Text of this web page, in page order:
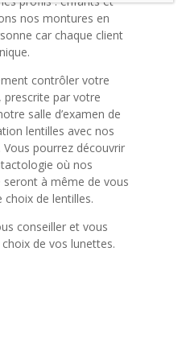
nos montures en
car chaque client
contrôler votre
par votre
salle d’examen de
lentilles avec nos
Vous pourrez découvrir
où nos
à même de vous
de lentilles.
conseiller et vous
de vos lunettes.